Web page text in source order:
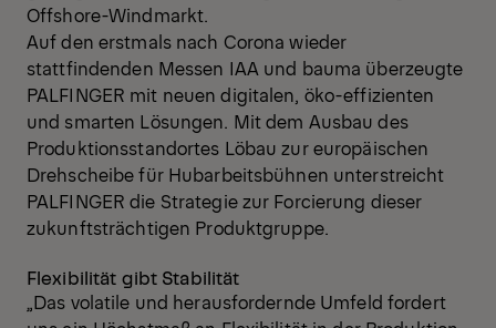
Offshore-Windmarkt.
Auf den erstmals nach Corona wieder
stattfindenden Messen IAA und bauma überzeugte
PALFINGER mit neuen digitalen, öko-effizienten
und smarten Lösungen. Mit dem Ausbau des
Produktionsstandortes Löbau zur europäischen
Drehscheibe für Hubarbeitsbühnen unterstreicht
PALFINGER die Strategie zur Forcierung dieser
zukunftsträchtigen Produktgruppe.
Flexibilität gibt Stabilität
„Das volatile und herausfordernde Umfeld fordert